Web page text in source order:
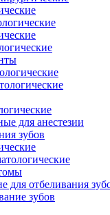
для анестезии
зубов
для отбеливания
зубов